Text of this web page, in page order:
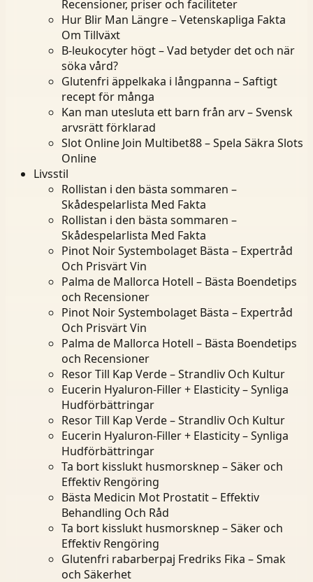
Recensioner, priser och faciliteter
Hur Blir Man Längre – Vetenskapliga Fakta
Om Tillväxt
B-leukocyter högt – Vad betyder det och när
söka vård?
Glutenfri äppelkaka i långpanna – Saftigt
recept för många
Kan man utesluta ett barn från arv – Svensk
arvsrätt förklarad
Slot Online Join Multibet88 – Spela Säkra Slots
Online
Livsstil
Rollistan i den bästa sommaren –
Skådespelarlista Med Fakta
Rollistan i den bästa sommaren –
Skådespelarlista Med Fakta
Pinot Noir Systembolaget Bästa – Expertråd
Och Prisvärt Vin
Palma de Mallorca Hotell – Bästa Boendetips
och Recensioner
Pinot Noir Systembolaget Bästa – Expertråd
Och Prisvärt Vin
Palma de Mallorca Hotell – Bästa Boendetips
och Recensioner
Resor Till Kap Verde – Strandliv Och Kultur
Eucerin Hyaluron-Filler + Elasticity – Synliga
Hudförbättringar
Resor Till Kap Verde – Strandliv Och Kultur
Eucerin Hyaluron-Filler + Elasticity – Synliga
Hudförbättringar
Ta bort kisslukt husmorsknep – Säker och
Effektiv Rengöring
Bästa Medicin Mot Prostatit – Effektiv
Behandling Och Råd
Ta bort kisslukt husmorsknep – Säker och
Effektiv Rengöring
Glutenfri rabarberpaj Fredriks Fika – Smak
och Säkerhet